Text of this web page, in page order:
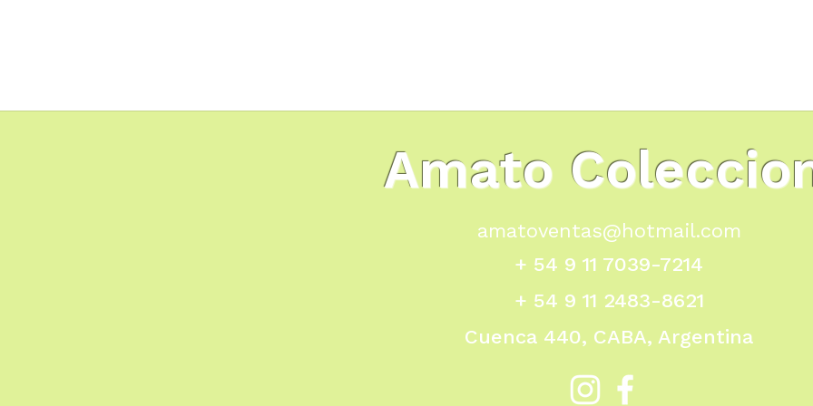
Amato
amatoventas@hotmail.com
+ 54 9 11 7039-7214
+ 54 9 11 2483-8621
Cuenca 440, CABA, Argentina